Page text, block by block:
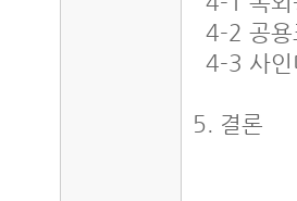
4-2 공용
4-3 사인
5. 결론